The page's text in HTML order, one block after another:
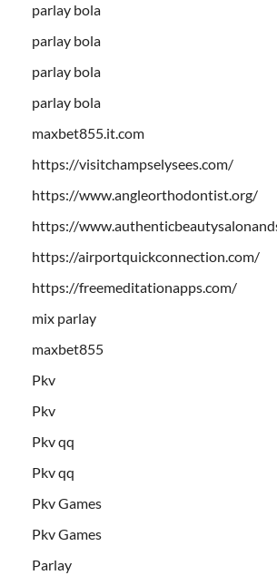
parlay bola
parlay bola
parlay bola
parlay bola
maxbet855.it.com
https://visitchampselysees.com/
https://www.angleorthodontist.org/
https://
https://airportquickconnection.com/
https://freemeditationapps.com/
mix parlay
maxbet855
Pkv
Pkv
Pkv qq
Pkv qq
Pkv Games
Pkv Games
Parlay